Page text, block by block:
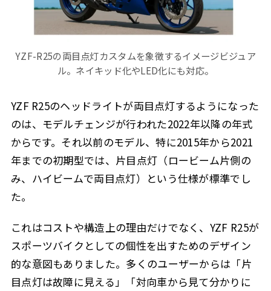
YZF-R25の両目点灯カスタムを象徴するイメージビジュア
ル。ネイキッド化やLED化にも対応。
YZF R25のヘッドライトが両目点灯するようになった
のは、モデルチェンジが行われた2022年以降の年式
からです。それ以前のモデル、特に2015年から2021
年までの初期型では、片目点灯（ロービーム片側の
み、ハイビームで両目点灯）という仕様が標準でし
た。
これはコストや構造上の理由だけでなく、YZF R25が
スポーツバイクとしての個性を出すためのデザイン
的な意図もありました。多くのユーザーからは「片
目点灯は故障に見える」「対向車から見て分かりに